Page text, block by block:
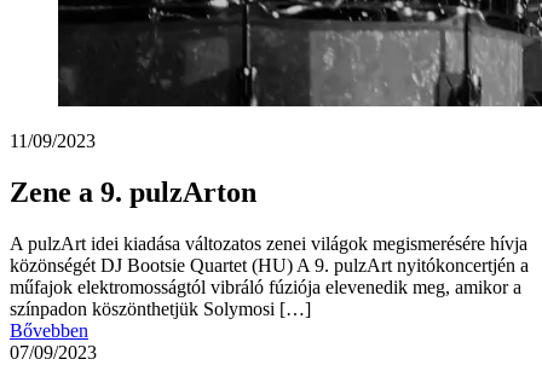
11/09/2023
Zene a 9. pulzArton
A pulzArt idei kiadása változatos zenei világok megismerésére hívja
közönségét DJ Bootsie Quartet (HU) A 9. pulzArt nyitókoncertjén a
műfajok elektromosságtól vibráló fúziója elevenedik meg, amikor a
színpadon köszönthetjük Solymosi […]
Bővebben
07/09/2023